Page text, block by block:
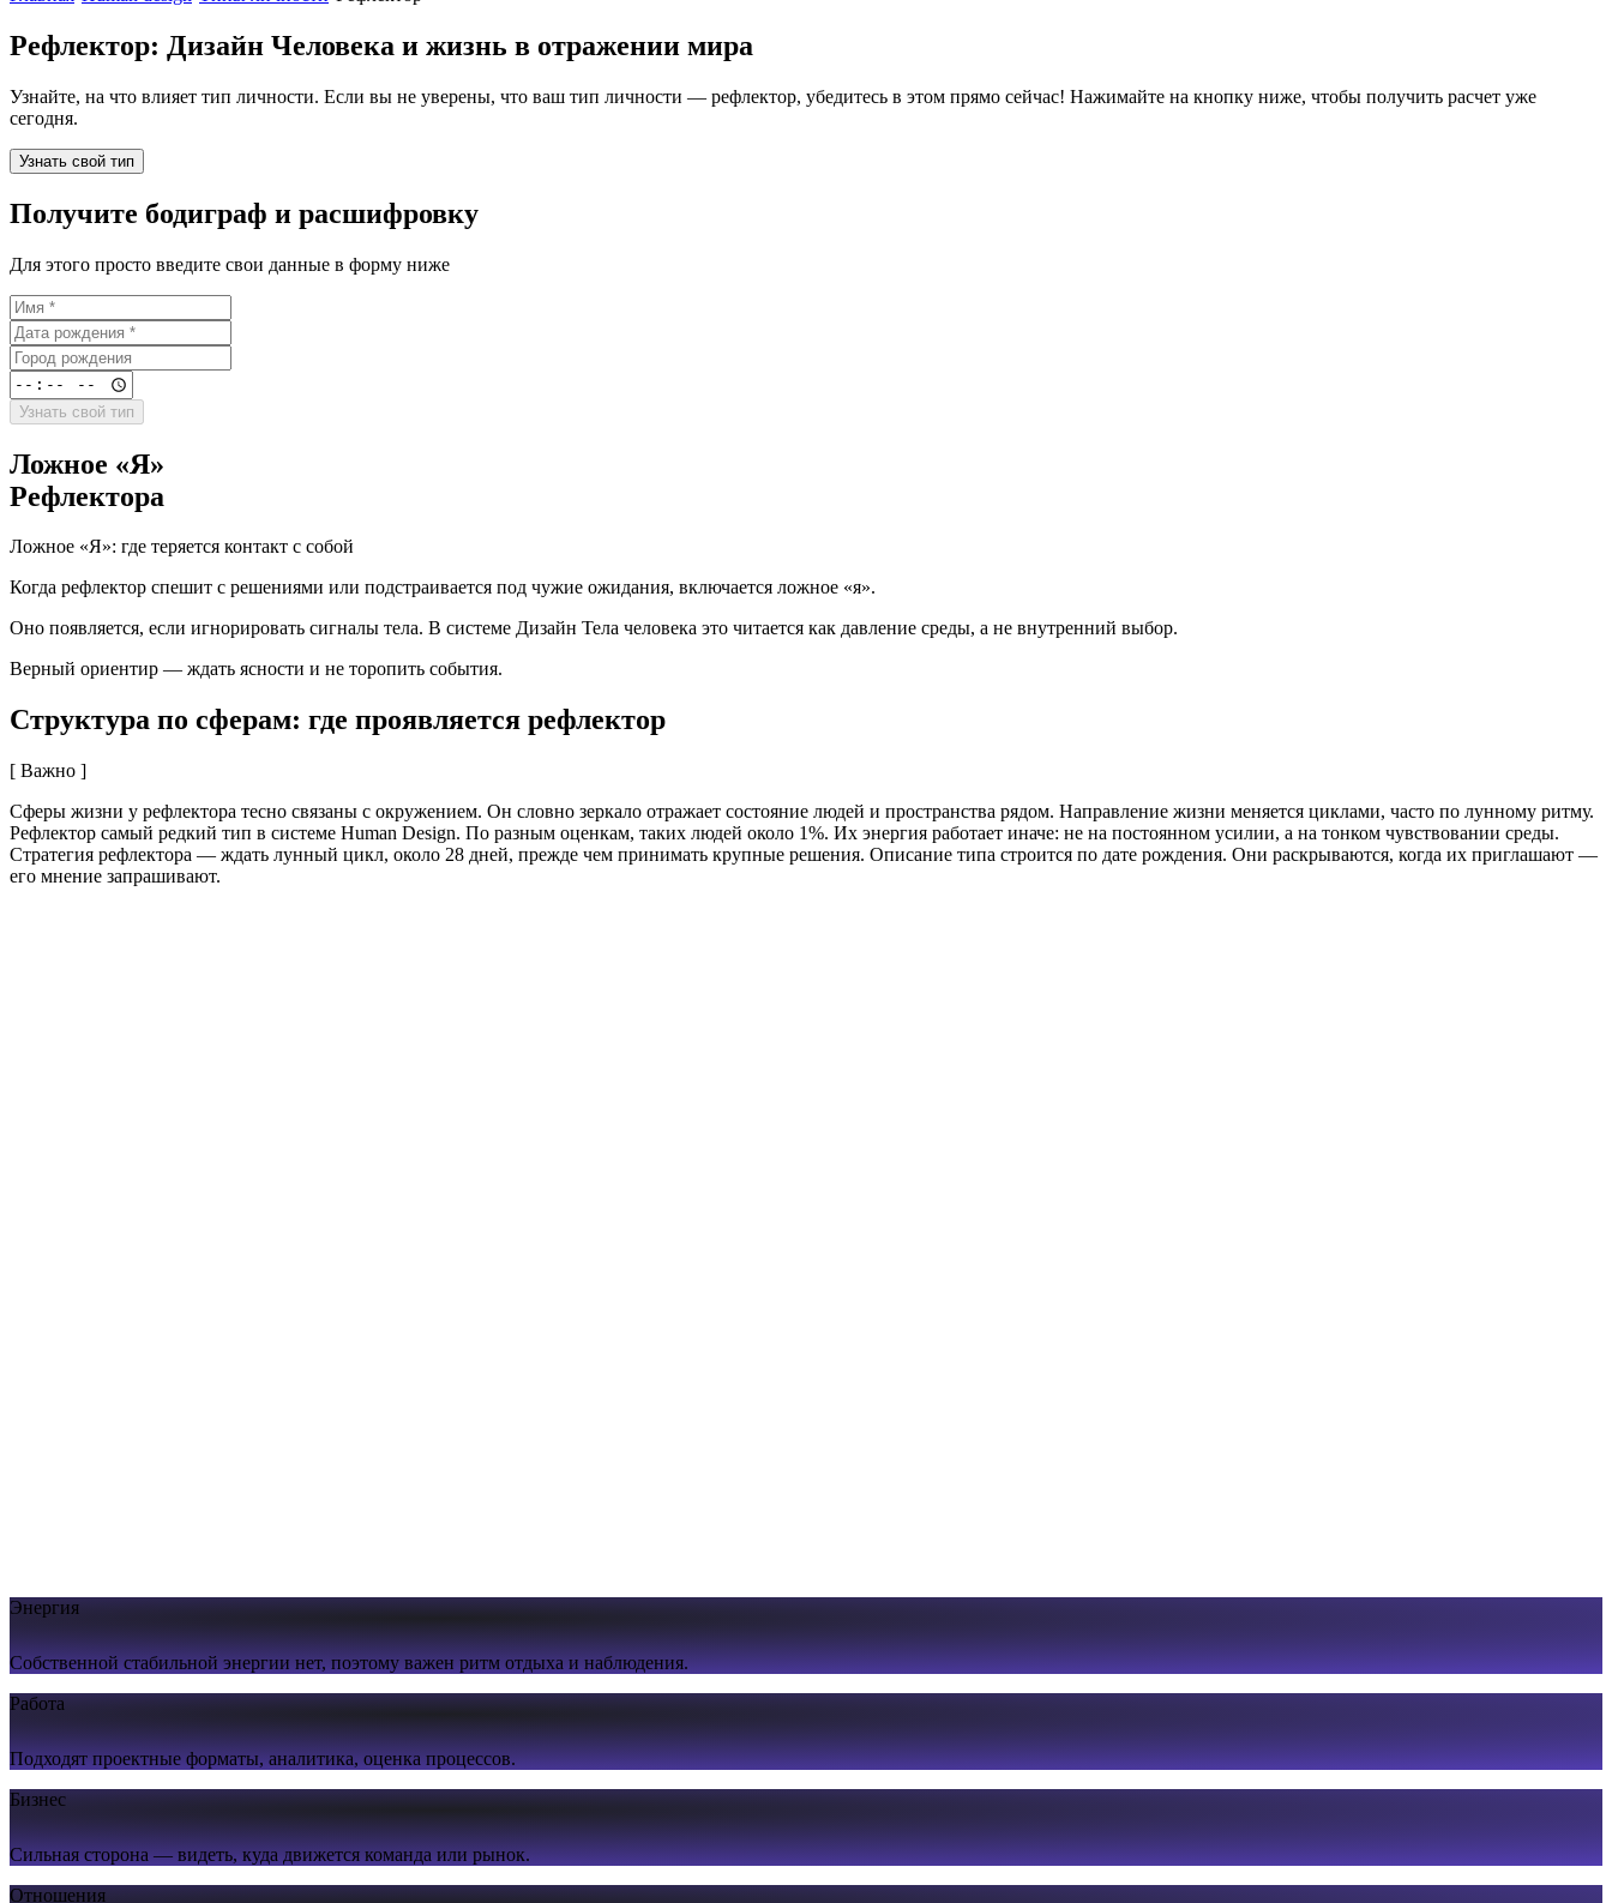
Рефлектор: Дизайн Человека и жизнь в отражении мира
Узнайте, на что влияет тип личности. Если вы не уверены, что ваш тип личности — рефлектор, убедитесь в этом прямо сейчас! Нажимайте на кнопку ниже, чтобы получить расчет уже
сегодня.
Узнать свой тип
Получите бодиграф и расшифровку
Для этого просто введите свои данные в форму ниже
Узнать свой тип
Ложное «Я»
Рефлектора
Ложное «Я»: где теряется контакт с собой
Когда рефлектор спешит с решениями или подстраивается под чужие ожидания, включается ложное «я».
Оно появляется, если игнорировать сигналы тела. В системе Дизайн Тела человека это читается как давление среды, а не внутренний выбор.
Верный ориентир — ждать ясности и не торопить события.
Структура по сферам: где проявляется рефлектор
[ Важно ]
Сферы жизни у рефлектора тесно связаны с окружением. Он словно зеркало отражает состояние людей и пространства рядом. Направление жизни меняется циклами, часто по лунному ритму.
Рефлектор самый редкий тип в системе Human Design. По разным оценкам, таких людей около 1%. Их энергия работает иначе: не на постоянном усилии, а на тонком чувствовании среды.
Стратегия рефлектора — ждать лунный цикл, около 28 дней, прежде чем принимать крупные решения. Описание типа строится по дате рождения. Они раскрываются, когда их приглашают —
его мнение запрашивают.
Энергия
Собственной стабильной энергии нет, поэтому важен ритм отдыха и наблюдения.
Работа
Подходят проектные форматы, аналитика, оценка процессов.
Бизнес
Сильная сторона — видеть, куда движется команда или рынок.
Отношения